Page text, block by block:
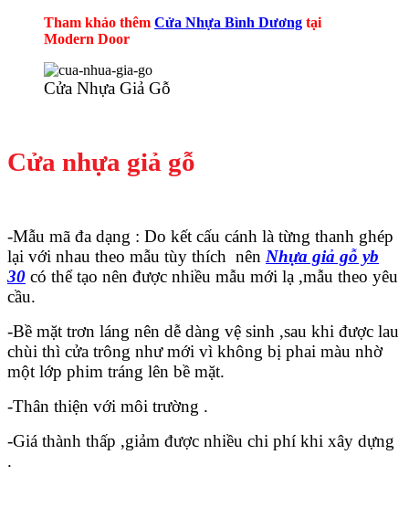
Hồ sơ năng lực
Tham khảo thêm Cửa Nhựa Bình Dương tại
Modern Door
Cửa Nhựa Giả Gỗ
Cửa nhựa giả gỗ
-Mẫu mã đa dạng : Do kết cấu cánh là từng thanh ghép
lại với nhau theo mẫu tùy thích nên Nhựa giả gỗ yb
30 có thể tạo nên được nhiều mẫu mới lạ ,mẫu theo yêu
cầu.
-Bề mặt trơn láng nên dễ dàng vệ sinh ,sau khi được lau
chùi thì cửa trông như mới vì không bị phai màu nhờ
một lớp phim tráng lên bề mặt.
-Thân thiện với môi trường .
-Giá thành thấp ,giảm được nhiều chi phí khi xây dựng
.